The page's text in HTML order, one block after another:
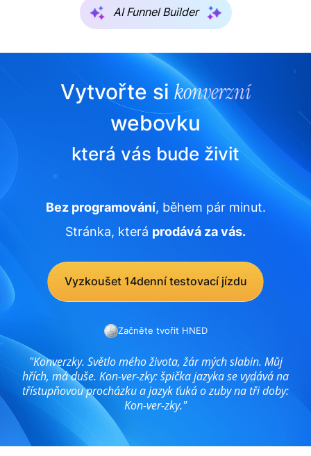
AI Funnel Builder
Vytvořte si konverzní
webovku
která vás bude živit
Bez programování, během pár minut.
Stránka, která prodává za vás.
Vyzkoušet 14denní testovací jízdu
Začněte tvořit HNED
"Konverzky. Světlo mého života, žár mých slabin. Můj
hřích, má duše. Kon-ver-zky: špička jazyka se vydává na
třístupňovou procházku a jazyk ťuká o zuby na tři doby:
Kon-ver-zky."